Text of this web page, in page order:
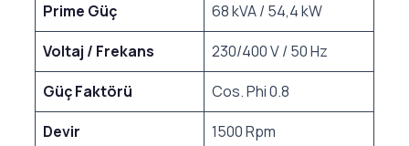
Prime Güç
68 kVA / 54,4 kW
Voltaj / Frekans
230/400 V / 50 Hz
Güç Faktörü
Cos. Phi 0.8
Devir
1500 Rpm